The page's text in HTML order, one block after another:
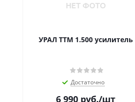
УРАЛ ТТМ 1.500 усилитель
Достаточно
6 990 руб./шт